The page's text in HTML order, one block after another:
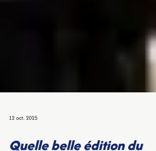
12 oct. 2025